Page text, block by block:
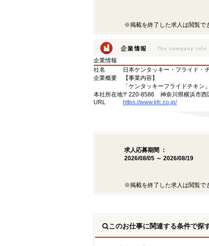
※掲載を終了した求人は閲覧で
企業情報
社名
日本ケンタッキー・フライド・
企業概要
【事業内容】
「ケンタッキーフライドチキン
本社所在地〒220-8586 神奈川県横浜市西
URL
https://www.kfc.co.jp/
求人応募期間 ：
2026/08/05 ～ 2026/08/19
※掲載を終了した求人は閲覧で
このお仕事に関連する条件で探